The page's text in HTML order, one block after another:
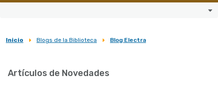
Sobrescribir
de
Inicio Blogs de la Biblioteca Blog Electra
Artículos de Novedades